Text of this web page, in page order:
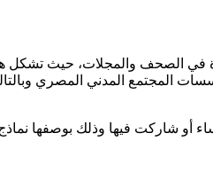
الصحف والمجلات، حيث تشكل
المجتمع المدني المصري
أو شاركت فيها وذلك بوصفها